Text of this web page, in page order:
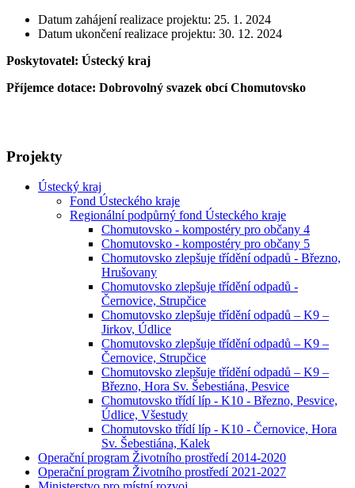
Datum zahájení realizace projektu: 25. 1. 2024
Datum ukončení realizace projektu: 30. 12. 2024
Poskytovatel: Ústecký kraj
Příjemce dotace: Dobrovolný svazek obcí Chomutovsko
Projekty
Ústecký kraj
Fond Ústeckého kraje
Regionální podpůrný fond Ústeckého kraje
Chomutovsko - kompostéry pro občany 4
Chomutovsko - kompostéry pro občany 5
Chomutovsko zlepšuje třídění odpadů - Březno,
Hrušovany
Chomutovsko zlepšuje třídění odpadů -
Černovice, Strupčice
Chomutovsko zlepšuje třídění odpadů – K9 –
Jirkov, Údlice
Chomutovsko zlepšuje třídění odpadů – K9 –
Černovice, Strupčice
Chomutovsko zlepšuje třídění odpadů – K9 –
Březno, Hora Sv. Šebestiána, Pesvice
Chomutovsko třídí líp - K10 - Březno, Pesvice,
Údlice, Všestudy
Chomutovsko třídí líp - K10 - Černovice, Hora
Sv. Šebestiána, Kalek
Operační program Životního prostředí 2014-2020
Operační program Životního prostředí 2021-2027